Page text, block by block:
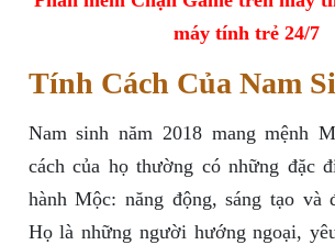
máy tính trẻ 24/7
Tính Cách Của Nam
Nam sinh năm 2018 mang mệnh
cách của họ thường có những đặc
hành Mộc: năng động, sáng tạo và
Họ là những người hướng ngoại,